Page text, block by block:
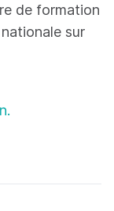
de formation
sur